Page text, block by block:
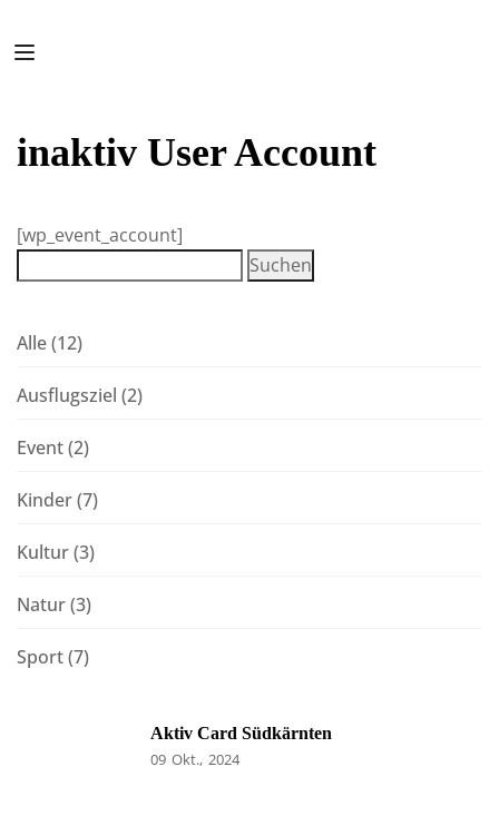
inaktiv User Account
[wp_event_account]
Alle(12)
Ausflugsziel (2)
Event(2)
Kinder(7)
Kultur(3)
Natur(3)
Sport(7)
Aktiv Card Südkärnten
09 Okt. 2024